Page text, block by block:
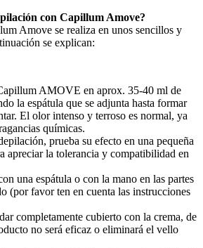
con Capillum Amove?
Amove se realiza en unos sencillos y
se explican:
AMOVE en aprox. 35-40 ml de
la espátula que se adjunta hasta formar
El olor intenso y terroso es normal, ya
químicas.
prueba su efecto en una pequeña
apreciar la tolerancia y compatibilidad en
una espátula o con la mano en las partes
(por favor ten en cuenta las instrucciones
completamente cubierto con la crema, de
no será eficaz o eliminará el vello